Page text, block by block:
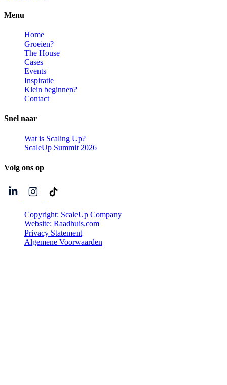
Menu
Home
Groeien?
The House
Cases
Events
Inspiratie
Klein beginnen?
Contact
Snel naar
Wat is Scaling Up?
ScaleUp Summit 2026
Volg ons op
Copyright: ScaleUp Company
Website: Raadhuis.com
Privacy Statement
Algemene Voorwaarden